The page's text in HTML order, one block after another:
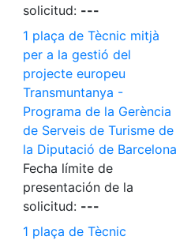
solicitud: ---
1 plaça de Tècnic mitjà
per a la gestió del
projecte europeu
Transmuntanya -
Programa de la Gerència
de Serveis de Turisme de
la Diputació de Barcelona
Fecha límite de
presentación de la
solicitud: ---
1 plaça de Tècnic